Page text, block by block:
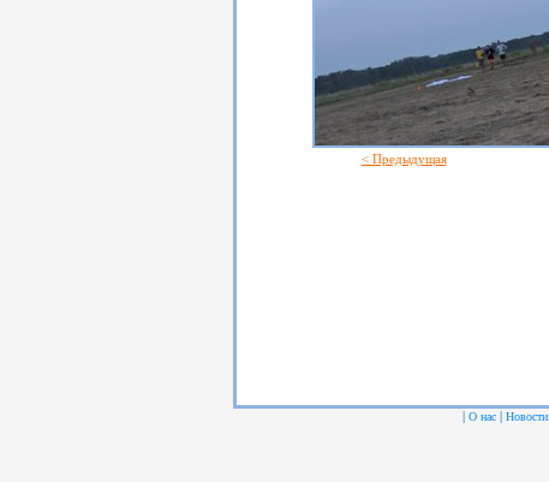
< Предыдущая
| О нас | Новости